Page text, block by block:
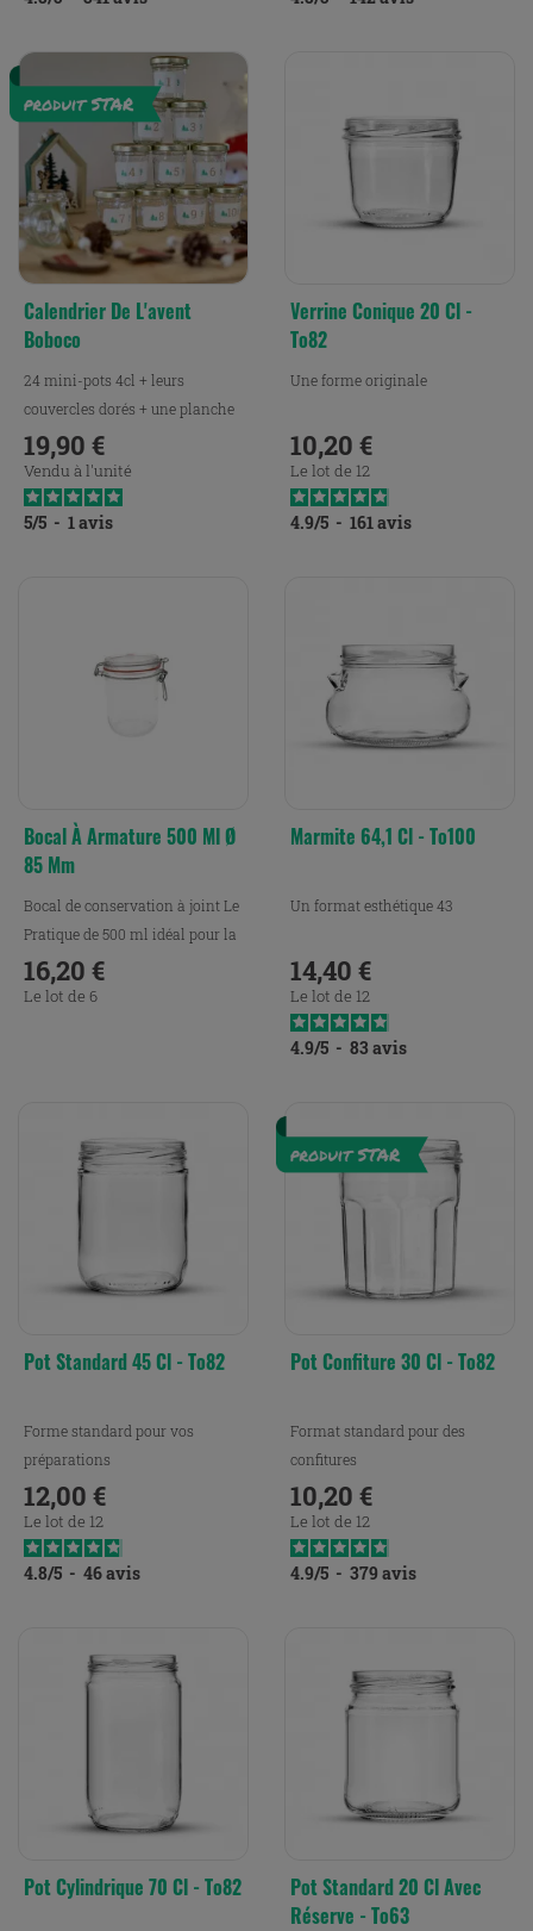
Calendrier De L'avent
Boboco
24 mini-pots 4cl + leurs
couvercles dorés + une planche
d'étiquettes
Prix
19,90 €
Vendu à l'unité
5/5 - 1avis
Verrine Conique 20 Cl -
To82
Une forme originale
Prix
10,20 €
Le lot de 12
4.9/5 - 161avis
Bocal À Armature 500 Ml Ø
85 Mm
Bocal de conservation à joint Le
Pratique de 500 ml idéal pour la
conservation,...
Prix
16,20 €
Le lot de 6
Marmite 64,1 Cl - To100
Un format esthétique 43
Prix
14,40 €
Le lot de 12
4.9/5 - 83 avis
Pot Standard 45 Cl - To82
Forme standard pour vos
préparations
Prix
12,00 €
Le lot de 12
4.8/5 - 46avis
Pot Confiture 30 Cl - To82
Format standard pour des
confitures
Prix
10,20 €
Le lot de 12
4.9/5 - 379 avis
Pot Cylindrique 70 Cl - To82
Pot Standard 20 Cl Avec
Réserve - To63